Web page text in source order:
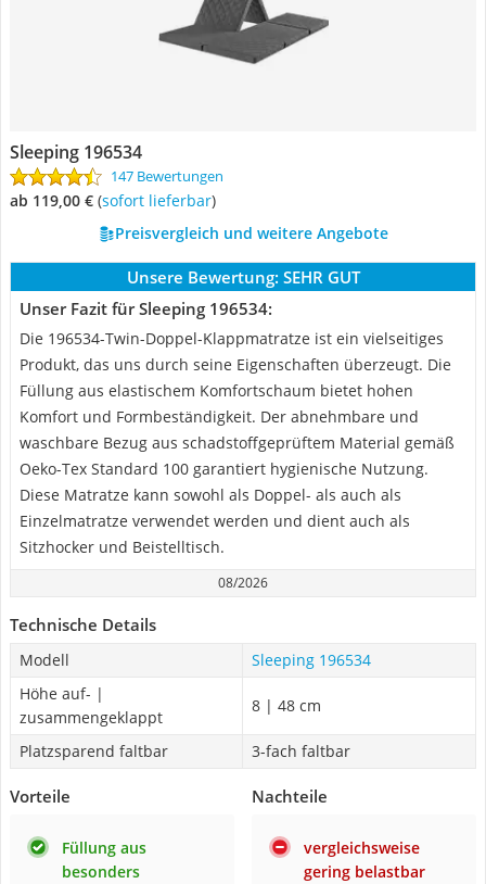
Sleeping 196534
147 Bewertungen
ab 119,00 € ( Sofort lieferbar)
Preisvergleich und weitere Angebote
Unsere Bewertung: SEHR GUT
Unser Fazit für Sleeping 196534:
Die 196534-Twin-Doppel-Klappmatratze ist ein vielseitiges
Produkt, das uns durch seine Eigenschaften überzeugt. Die
Füllung aus elastischem Komfortschaum bietet hohen
Komfort und Formbeständigkeit. Der abnehmbare und
waschbare Bezug aus schadstoffgeprüftem Material gemäß
Oeko-Tex Standard 100 garantiert hygienische Nutzung.
Diese Matratze kann sowohl als Doppel- als auch als
Einzelmatratze verwendet werden und dient auch als
Sitzhocker und Beistelltisch.
08/2026
Technische Details
Modell
Sleeping 196534
Höhe auf- |
zusammengeklappt
8 | 48 cm
Platzsparend faltbar 3-fach faltbar
Vorteile
Füllung aus
besonders
Nachteile
vergleichsweise
gering belastbar